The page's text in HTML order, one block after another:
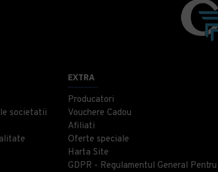
societatii
EXTRA
Producatori
Vouchere Cadou
Afiliati
Oferte speciale
Harta Site
GDPR - Regulamentul General Pentru